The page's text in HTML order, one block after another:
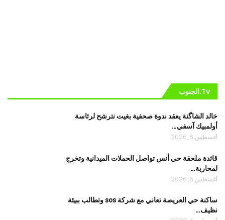
Tv.الجنوب
خالد الشاگنة يعقد ندوة صحفية بغيت نترشح لرئاسة
أولمبيك آسفي…
أغسطس 6, 2026
قائدة ملحقة حي أنس تواصل الحملات الميدانية وتخرج
لمحاربة…
أغسطس 6, 2026
ساكنة حي العريصة تعاني مع شركة sos وتطالب ببيئة
نظيف…